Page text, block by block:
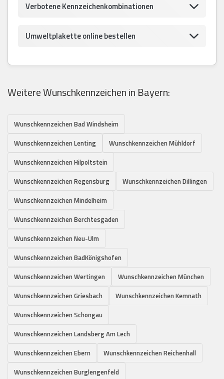
Verbotene Kennzeichenkombinationen
Umweltplakette online bestellen
Weitere Wunschkennzeichen in Bayern:
Wunschkennzeichen Bad Windsheim
Wunschkennzeichen Lenting
Wunschkennzeichen Mühldorf
Wunschkennzeichen Hilpoltstein
Wunschkennzeichen Regensburg
Wunschkennzeichen Dillingen
Wunschkennzeichen Mindelheim
Wunschkennzeichen Berchtesgaden
Wunschkennzeichen Neu-Ulm
Wunschkennzeichen BadKönigshofen
Wunschkennzeichen Wertingen
Wunschkennzeichen München
Wunschkennzeichen Griesbach
Wunschkennzeichen Kemnath
Wunschkennzeichen Schongau
Wunschkennzeichen Landsberg Am Lech
Wunschkennzeichen Ebern
Wunschkennzeichen Reichenhall
Wunschkennzeichen Burglengenfeld